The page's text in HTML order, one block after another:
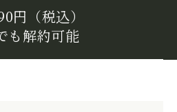
円（税込）
も解約可能